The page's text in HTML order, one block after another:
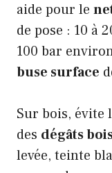
aide pour le
de pose : 10 à
100 bar
buse surface
Sur bois, évite
des dégâts
levée, teinte